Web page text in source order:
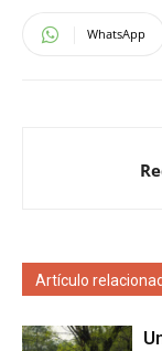
WhatsApp
Artículo